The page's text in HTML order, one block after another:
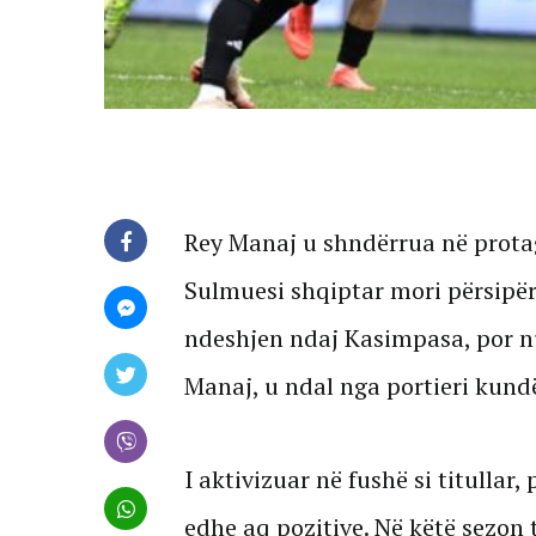
Rey Manaj u shndërrua në
Sulmuesi shqiptar mori
ndeshjen ndaj Kasimpasa, por
Manaj, u ndal nga portieri
I aktivizuar në fushë si titullar,
edhe aq pozitive. Në këtë